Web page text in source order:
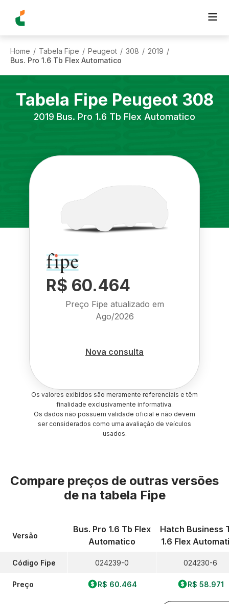
Home / Tabela Fipe / Peugeot / 308 / 2019 /
Bus. Pro 1.6 Tb Flex Automatico
Tabela Fipe Peugeot 308
2019 Bus. Pro 1.6 Tb Flex Automatico
R$ 60.464
Preço Fipe atualizado em
Ago/2026
Nova consulta
Os valores exibidos são meramente referenciais e têm
finalidade exclusivamente informativa.
Os dados não possuem validade oficial e não devem
ser considerados como uma avaliação de veículos
usados.
Compare preços de outras versões
de na tabela Fipe
Versão
Código Fipe
Preço
Bus. Pro 1.6 Tb Flex
Automatico
024239-0
R$ 60.464
Hatch Business
1.6 Flex
024230-6
R$ 58.971